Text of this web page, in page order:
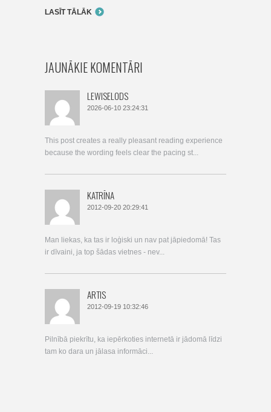
LASĪT TĀLĀK
JAUNĀKIE KOMENTĀRI
LEWISELODS
2026-06-10 23:24:31
This post creates a really pleasant reading experience
because the wording feels clear the pacing st...
KATRĪNA
2012-09-20 20:29:41
Man liekas, ka tas ir loģiski un nav pat jāpiedomā! Tas
ir dīvaini, ja top šādas vietnes - nev...
ARTIS
2012-09-19 10:32:46
Pilnībā piekrītu, ka iepērkoties internetā ir jādomā līdzi
tam ko dara un jālasa informāci...